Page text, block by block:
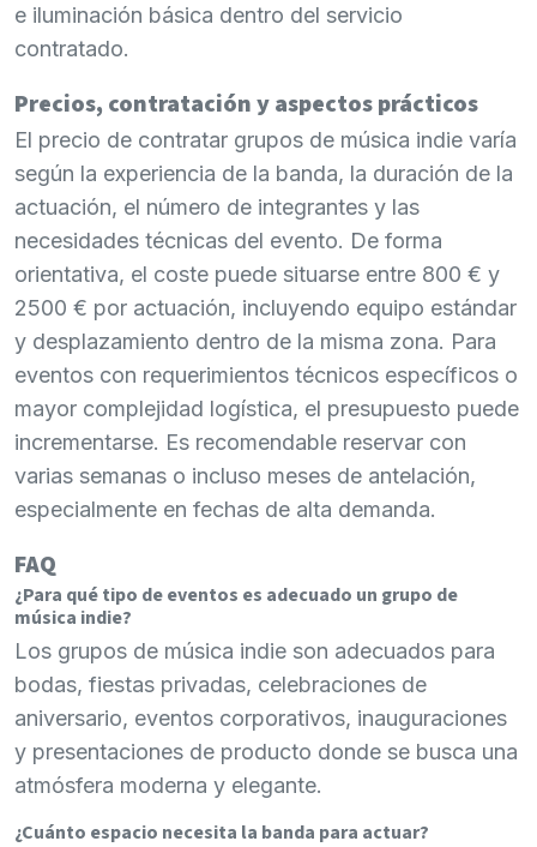
e iluminación básica dentro del servicio
contratado.
Precios, contratación y aspectos prácticos
El precio de contratar grupos de música indie varía
según la experiencia de la banda, la duración de la
actuación, el número de integrantes y las
necesidades técnicas del evento. De forma
orientativa, el coste puede situarse entre 800 € y
2500 € por actuación, incluyendo equipo estándar
y desplazamiento dentro de la misma zona. Para
eventos con requerimientos técnicos específicos o
mayor complejidad logística, el presupuesto puede
incrementarse. Es recomendable reservar con
varias semanas o incluso meses de antelación,
especialmente en fechas de alta demanda.
FAQ
¿Para qué tipo de eventos es adecuado un grupo de
música indie?
Los grupos de música indie son adecuados para
bodas, fiestas privadas, celebraciones de
aniversario, eventos corporativos, inauguraciones
y presentaciones de producto donde se busca una
atmósfera moderna y elegante.
¿Cuánto espacio necesita la banda para actuar?